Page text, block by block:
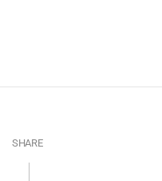
SHARE